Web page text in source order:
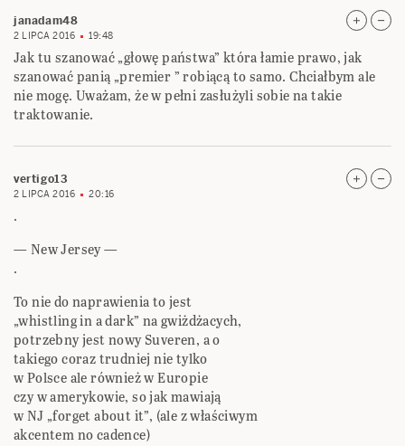
janadam48
2 LIPCA 2016 19:48
Jak tu szanować „głowę państwa” która łamie prawo, jak
szanować panią „premier ” robiącą to samo. Chciałbym ale
nie mogę. Uważam, że w pełni zasłużyli sobie na takie
traktowanie.
vertigo13
2 LIPCA 2016 20:16
.
— New Jersey —
.
To nie do naprawienia to jest
„whistling in a dark” na gwiżdżacych,
potrzebny jest nowy Suveren, a o
takiego coraz trudniej nie tylko
w Polsce ale również w Europie
czy w amerykowie, so jak mawiają
w NJ „forget about it”, (ale z właściwym
akcentem no cadence)